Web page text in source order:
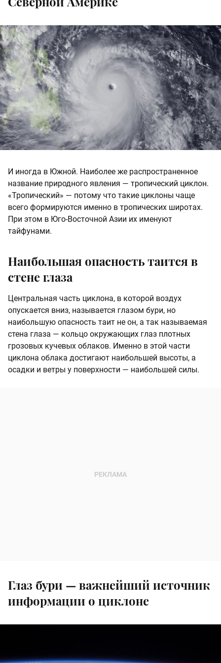
И иногда в Южной. Наиболее же распространенное
название природного явления — тропический циклон.
«Тропический» — потому что такие циклоны чаще
всего формируются именно в тропических широтах.
При этом в Юго-Восточной Азии их именуют
тайфунами.
Наибольшая опасность таится в
стене глаза
Центральная часть циклона, в которой воздух
опускается вниз, называется глазом бури, но
наибольшую опасность таит не он, а так называемая
стена глаза — кольцо окружающих глаз плотных
грозовых кучевых облаков. Именно в этой части
циклона облака достигают наибольшей высоты, а
осадки и ветры у поверхности — наибольшей силы.
Глаз бури — важнейший источник
информации о циклоне